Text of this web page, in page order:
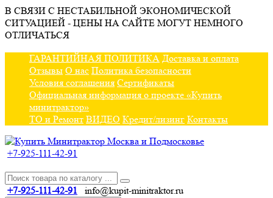
В СВЯЗИ С НЕСТАБИЛЬНОЙ ЭКОНОМИЧЕСКОЙ
СИТУАЦИЕЙ - ЦЕНЫ НА САЙТЕ МОГУТ НЕМНОГО
ОТЛИЧАТЬСЯ
ГАРАНТИЙНАЯ ПОЛИТИКА Доставка и оплата
Отзывы О нас Политика безопасности
Условия соглашения Сертификаты
Официальная информация о проекте «Купить
минитрактор»
ТО и Ремонт ВИДЕО Кредит/лизинг Контакты
+7-925-111-42-91
+7-925-111-42-91 info@kupit-minitraktor.ru